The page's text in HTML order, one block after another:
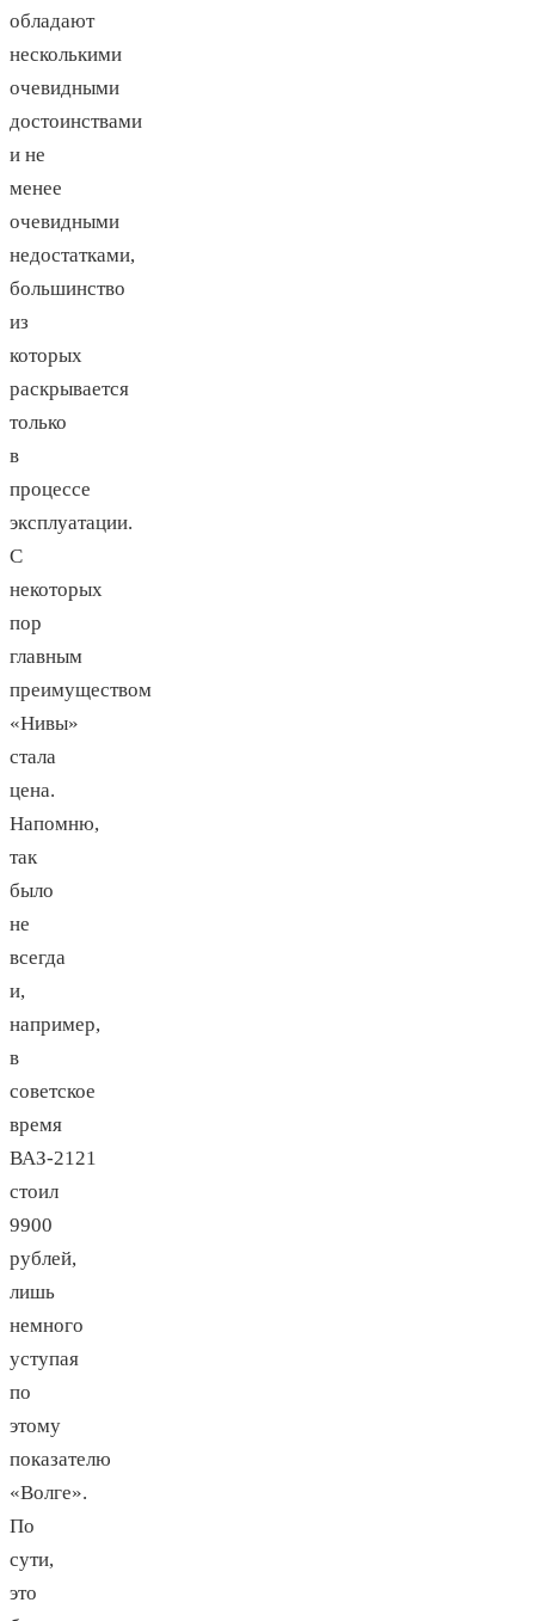
обладают
несколькими
очевидными
достоинствами
и не
менее
очевидными
недостатками,
большинство
из
которых
раскрывается
только
в
процессе
эксплуатации.
С
некоторых
пор
главным
преимуществом
«Нивы»
стала
цена.
Напомню,
так
было
не
всегда
и,
например,
в
советское
время
ВАЗ-2121
стоил
9900
рублей,
лишь
немного
уступая
по
этому
показателю
«Волге».
По
сути,
это